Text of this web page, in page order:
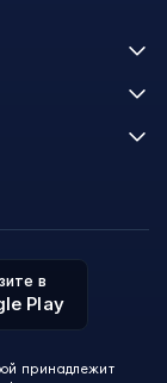
в
Play
принадлежит